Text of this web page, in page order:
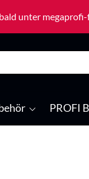
unter
PROFI